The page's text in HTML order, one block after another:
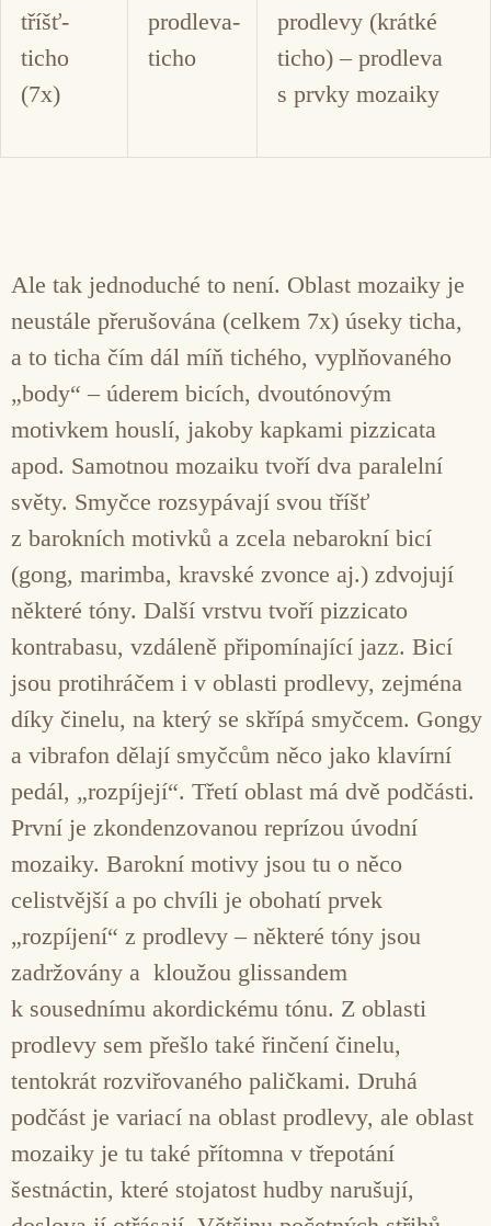
tříšť-
ticho
(7x)
prodleva-
ticho
prodlevy (krátké
ticho) – prodleva
s prvky mozaiky
Ale tak jednoduché to není. Oblast mozaiky je
neustále přerušována (celkem 7x) úseky ticha,
a to ticha čím dál míň tichého, vyplňovaného
„body“ – úderem bicích, dvoutónovým
motivkem houslí, jakoby kapkami pizzicata
apod. Samotnou mozaiku tvoří dva paralelní
světy. Smyčce rozsypávají svou tříšť
z barokních motivků a zcela nebarokní bicí
(gong, marimba, kravské zvonce aj.) zdvojují
některé tóny. Další vrstvu tvoří pizzicato
kontrabasu, vzdáleně připomínající jazz. Bicí
jsou protihráčem i v oblasti prodlevy, zejména
díky činelu, na který se skřípá smyčcem. Gongy
a vibrafon dělají smyčcům něco jako klavírní
pedál, „rozpíjejí“. Třetí oblast má dvě podčásti.
První je zkondenzovanou reprízou úvodní
mozaiky. Barokní motivy jsou tu o něco
celistvější a po chvíli je obohatí prvek
„rozpíjení“ z prodlevy – některé tóny jsou
zadržovány a kloužou glissandem
k sousednímu akordickému tónu. Z oblasti
prodlevy sem přešlo také řinčení činelu,
tentokrát rozviřovaného paličkami. Druhá
podčást je variací na oblast prodlevy, ale oblast
mozaiky je tu také přítomna v třepotání
šestnáctin, které stojatost hudby narušují,